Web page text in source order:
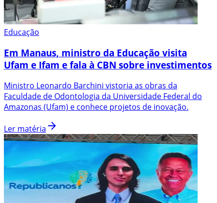
Educação
Em Manaus, ministro da Educação visita
Ufam e Ifam e fala à CBN sobre investimentos
Ministro Leonardo Barchini vistoria as obras da
Faculdade de Odontologia da Universidade Federal do
Amazonas (Ufam) e conhece projetos de inovação.
Ler matéria